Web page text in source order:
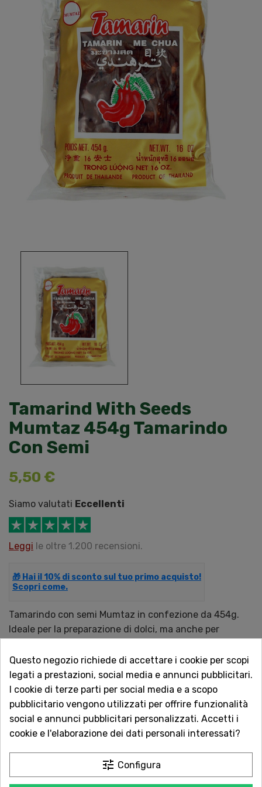
Tamarind With Seeds
Mumtaz 454g Tamarindo
Con Semi
5,50 €
Siamo valutati Eccellenti
Leggi le oltre 1.200 recensioni.
🎁 Hai il 10% di sconto sul tuo primo acquisto!
Scopri come.
Tamarindo con semi Mumtaz in confezione da 454g.
Ideale per la preparazione di dolci, ma anche per
comanda. La classica salsa pad thai è preparata con il
tamarindo, così come alcuni curry thailandesi e piatti di
pesce.
Disponibile da Cristaldi con consegna rapida online.
Questo negozio richiede di accettare i cookie per scopi
legati a prestazioni, social media e annunci pubblicitari.
I cookie di terze parti per social media e a scopo
pubblicitario vengono utilizzati per offrire funzionalità
social e annunci pubblicitari personalizzati. Accetti i
cookie e l'elaborazione dei dati personali interessati?
tune Configura